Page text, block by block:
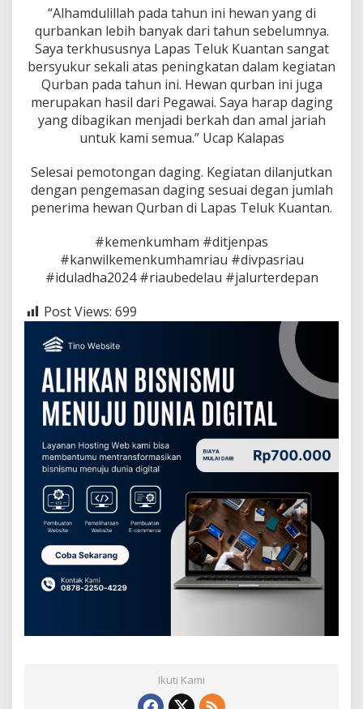
p
i
d
a
n
2
E
k
o
r
a
m
b
n
g
“Alhamdulillah pada tahun ini hewan yang di
qurbankan lebih banyak dari tahun sebelumnya.
Saya terkhususnya Lapas Teluk Kuantan sangat
bersyukur sekali atas peningkatan dalam kegiatan
Qurban pada tahun ini. Hewan qurban ini juga
merupakan hasil dari Pegawai. Saya harap daging
yang dibagikan menjadi berkah dan amal jariah
untuk kami semua.” Ucap Kalapas
Selesai pemotongan daging. Kegiatan dilanjutkan
dengan pengemasan daging sesuai degan jumlah
penerima hewan Qurban di Lapas Teluk Kuantan.
#kemenkumham #ditjenpas
#kanwilkemenkumhamriau #divpasriau
#iduladha2024 #riaubedelau #jalurterdepan
Post Views: 699
Ikuti Kami